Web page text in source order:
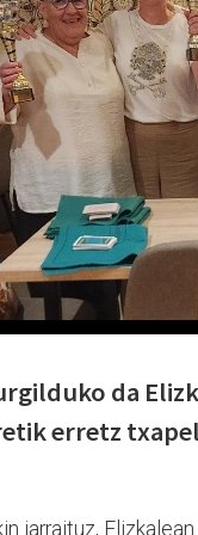
da
erretz
jarraituz,